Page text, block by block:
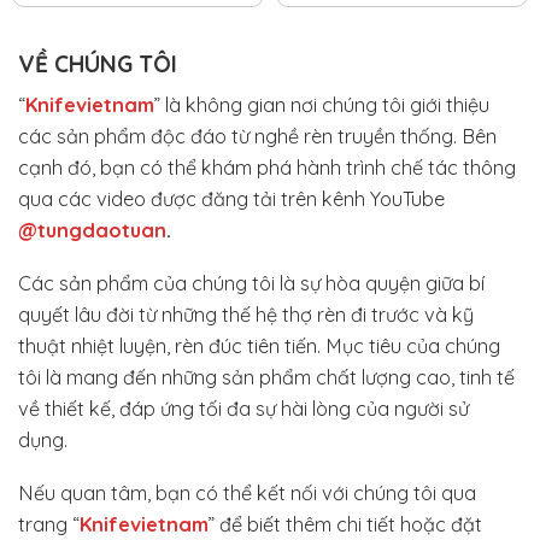
VỀ CHÚNG TÔI
“Knifevietnam” là không gian nơi chúng tôi giới thiệu
các sản phẩm độc đáo từ nghề rèn truyền thống. Bên
cạnh đó, bạn có thể khám phá hành trình chế tác thông
qua các video được đăng tải trên kênh YouTube
@tungdaotuan.
Các sản phẩm của chúng tôi là sự hòa quyện giữa bí
quyết lâu đời từ những thế hệ thợ rèn đi trước và kỹ
thuật nhiệt luyện, rèn đúc tiên tiến. Mục tiêu của chúng
tôi là mang đến những sản phẩm chất lượng cao, tinh tế
về thiết kế, đáp ứng tối đa sự hài lòng của người sử
dụng.
Nếu quan tâm, bạn có thể kết nối với chúng tôi qua
trang “Knifevietnam” để biết thêm chi tiết hoặc đặt